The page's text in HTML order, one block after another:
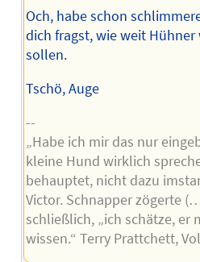
Och, habe schon
dich fragst, wie weit Hühner
sollen.
Tschö, Auge
--
„Habe ich mir das nur
kleine Hund wirklich
behauptet, nicht dazu
Victor. Schnapper zögerte
schließlich, „ich schätze, er
wissen.“ Terry Prattchett,